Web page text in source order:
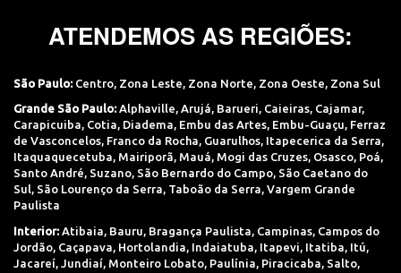
ATENDEMOS AS REGIÕES:
São Paulo: Centro Zona Leste Zona Norte Zona Oeste Zona Sul
Grande São Paulo: Alphaville, Arujá, Barueri, Caieiras, Cajamar,
Carapicuiba, Cotia, Diadema, Embu das Artes, Embu-Guaçu, Ferraz
de Vasconcelos, Franco da Rocha, Guarulhos, Itapecerica da Serra,
Itaquaquecetuba, Mairiporã, Mauá, Mogi das Cruzes, Osasco, Poá,
Santo André, Suzano, São Bernardo do Campo, São Caetano do
Sul, São Lourenço da Serra, Taboão da Serra, Vargem Grande
Paulista
Interior: Atibaia Bauru Bragança Paulista Campinas Campos do
Jordão Caçapava Hortolandia Indaiatuba Itapevi Itatiba Itú
Jacareí
Jundiaí Monteiro Lobato Paulínia Piracicaba Salto